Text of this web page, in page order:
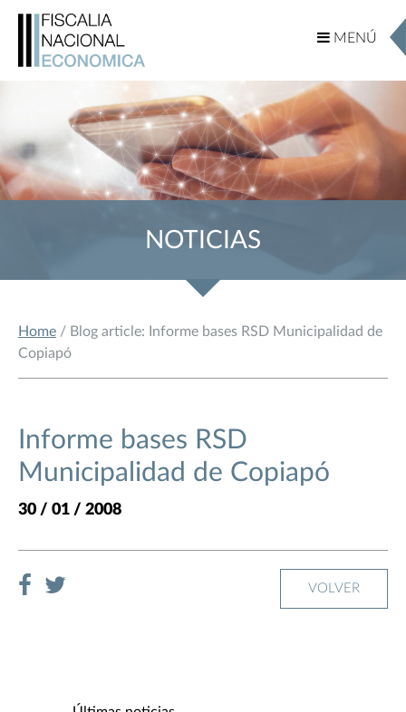
MENÚ
MENÚ
NOTICIAS
Home / Blog article: Informe bases RSD Municipalidad de
Copiapó
Informe bases RSD
Municipalidad de Copiapó
30 / 01 / 2008
VOLVER